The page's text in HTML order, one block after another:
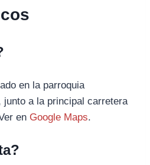
en la parroquia
junto a la principal carretera
en Google Maps.